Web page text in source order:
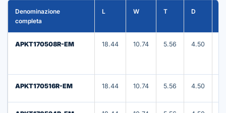
Denominazione
completa
L W T D
APKT170508R-EM 18.44 10.74 5.56 4.50
APKT170516R-EM 18.44 10.74 5.56 4.50